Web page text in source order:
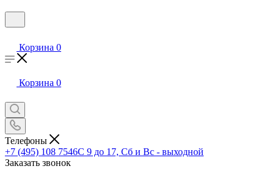
Корзина 0
Корзина 0
Телефоны
+7 (495) 108 7546С 9 до 17, Сб и Вс - выходной
Заказать звонок